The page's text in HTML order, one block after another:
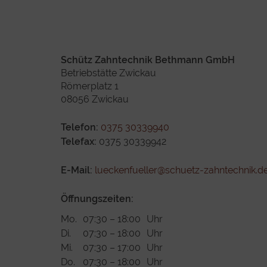
Schütz Zahntechnik Bethmann GmbH
Betriebstätte Zwickau
Römerplatz 1
08056 Zwickau
Telefon: 0375 30339940
Telefax: 0375 30339942
E-Mail: lueckenfueller@schuetz-
Öffnungszeiten:
Mo.
07:30 – 18:00
Uhr
Di.
07:30 – 18:00
Uhr
Mi.
07:30 – 17:00
Uhr
Do.
07:30 – 18:00 Uhr